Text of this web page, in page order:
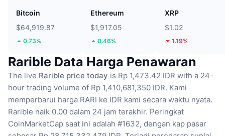
Bitcoin
$64,919.87
0.73%
Ethereum
$1,917.05
0.46%
XRP
$1.02
1.19%
Rarible Data Harga Penawaran
The live Rarible price today is Rp 1,473.42 IDR with a 24-
hour trading volume of Rp 1,410,681,350 IDR. Kami
memperbarui harga RARI ke IDR kami secara waktu nyata.
Rarible naik 0.00 dalam 24 jam terakhir. Peringkat
CoinMarketCap saat ini adalah #1632, dengan kap pasar